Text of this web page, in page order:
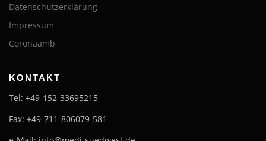
Datenschutzerklärung
Impressum
Coronaamb
KONTAKT
Tel: +49-152-33695215
Fax: +49-711-806079-581